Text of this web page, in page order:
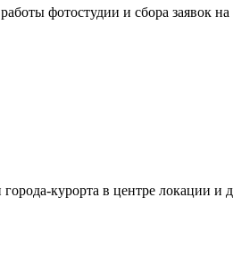
фотостудии и сбора заявок
города-курорта в центре локации